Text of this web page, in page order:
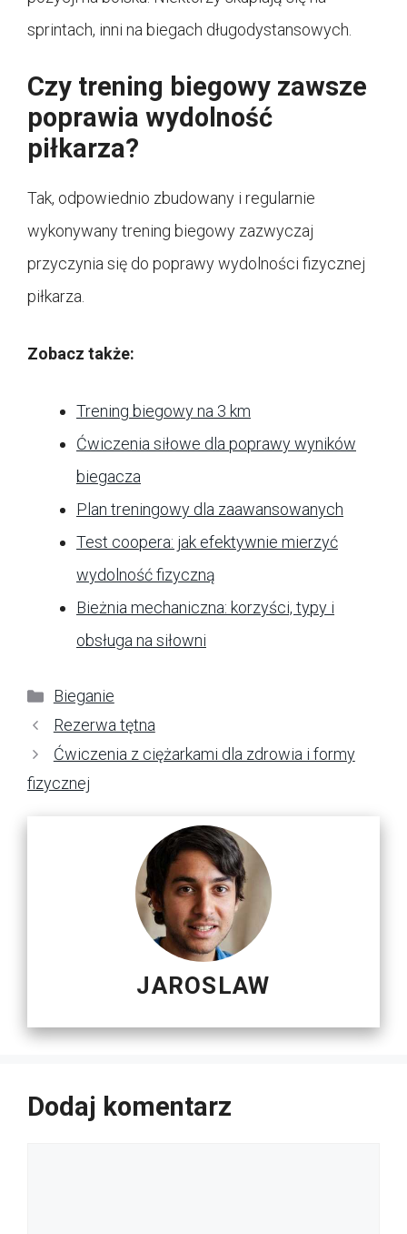
sprintach, inni na biegach długodystansowych.
Czy trening biegowy zawsze
poprawia wydolność
piłkarza?
Tak, odpowiednio zbudowany i regularnie
wykonywany trening biegowy zazwyczaj
przyczynia się do poprawy wydolności fizycznej
piłkarza.
Zobacz także:
Trening biegowy na 3 km
Ćwiczenia siłowe dla poprawy wyników
biegacza
Plan treningowy dla zaawansowanych
Test coopera: jak efektywnie mierzyć
wydolność fizyczną
Bieżnia mechaniczna: korzyści, typy i
obsługa na siłowni
Kategorie
Bieganie
Rezerwa tętna
Ćwiczenia z ciężarkami dla zdrowia i formy
fizycznej
JAROSLAW
Dodaj komentarz